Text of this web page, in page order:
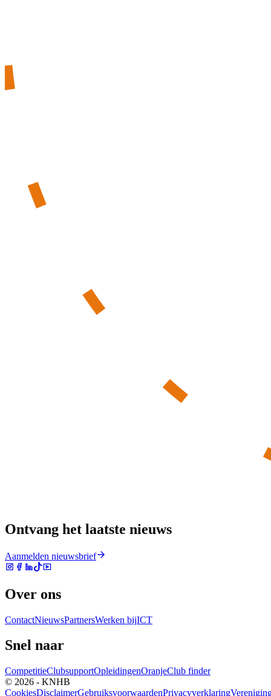
Ontvang het laatste nieuws
Aanmelden nieuwsbrief
Over ons
ContactNieuwsPartnersWerken bijICT
Snel naar
CompetitieClubsupportOpleidingenOranjeClub finder
© 2026 - KNHB
CookiesDisclaimerGebruiksvoorwaardenPrivacyverklaring